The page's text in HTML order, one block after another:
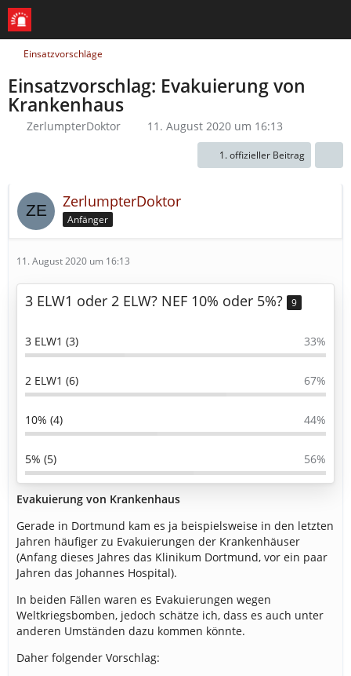
Einsatzvorschläge
Einsatzvorschlag: Evakuierung von
Krankenhaus
ZerlumpterDoktor 11. August 2020 um 16:13
1. offizieller Beitrag
ZerlumpterDoktor
Anfänger
11. August 2020 um 16:13
3 ELW1 oder 2 ELW? NEF 10% oder 5%? 9
3 ELW1 (3) 33%
2 ELW1 (6) 67%
10% (4) 44%
5% (5) 56%
Evakuierung von Krankenhaus
Gerade in Dortmund kam es ja beispielsweise in den letzten
Jahren häufiger zu Evakuierungen der Krankenhäuser
(Anfang dieses Jahres das Klinikum Dortmund, vor ein paar
Jahren das Johannes Hospital).
In beiden Fällen waren es Evakuierungen wegen
Weltkriegsbomben, jedoch schätze ich, dass es auch unter
anderen Umständen dazu kommen könnte.
Daher folgender Vorschlag: